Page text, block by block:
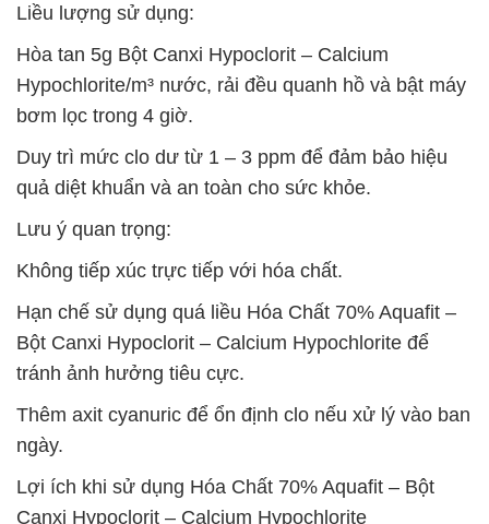
Liều lượng sử dụng:
Hòa tan 5g Bột Canxi Hypoclorit – Calcium
Hypochlorite/m³ nước, rải đều quanh hồ và bật máy
bơm lọc trong 4 giờ.
Duy trì mức clo dư từ 1 – 3 ppm để đảm bảo hiệu
quả diệt khuẩn và an toàn cho sức khỏe.
Lưu ý quan trọng:
Không tiếp xúc trực tiếp với hóa chất.
Hạn chế sử dụng quá liều Hóa Chất 70% Aquafit –
Bột Canxi Hypoclorit – Calcium Hypochlorite để
tránh ảnh hưởng tiêu cực.
Thêm axit cyanuric để ổn định clo nếu xử lý vào ban
ngày.
Lợi ích khi sử dụng Hóa Chất 70% Aquafit – Bột
Canxi Hypoclorit – Calcium Hypochlorite